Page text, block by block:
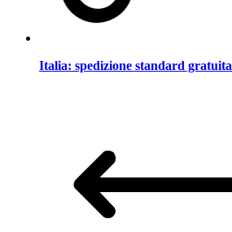
Italia: spedizione standard gratuita